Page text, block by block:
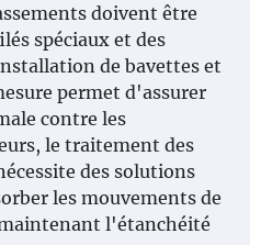
doivent être
spéciaux et des
de bavettes et
permet d'assurer
contre les
le traitement des
des solutions
les mouvements de
l'étanchéité